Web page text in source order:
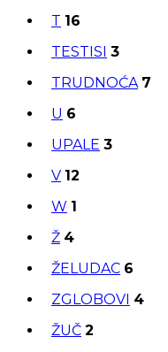
T 16
TESTISI 3
TRUDNOĆA 7
U 6
UPALE 3
V 12
W 1
Ž 4
ŽELUDAC 6
ZGLOBOVI 4
ŽUČ 2